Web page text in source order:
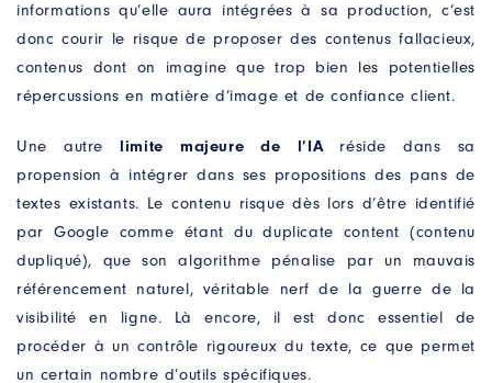
informations qu’elle aura intégrées à sa production, c’est
donc courir le risque de proposer des contenus fallacieux,
contenus dont on imagine que trop bien les potentielles
répercussions en matière d’image et de confiance client.
Une autre limite majeure de l’IAréside dans sa
propension à intégrer dans ses propositions des pans de
textes existants. Le contenu risque dès lors d’être identifié
par Google comme étant du duplicate content (contenu
dupliqué), que son algorithme pénalise par un mauvais
référencement naturel, véritable nerf de la guerre de la
visibilité en ligne. Là encore, il est donc essentiel de
procéder à un contrôle rigoureux du texte, ce que permet
un certain nombre d’outils spécifiques.
Un projet ? Une question ?
Remplissez notre formulaire, nous prendrons soin
de vous répondre dans les plus brefs délais.
NOM
PRÉNOM *
E-MAIL
MOBILE *